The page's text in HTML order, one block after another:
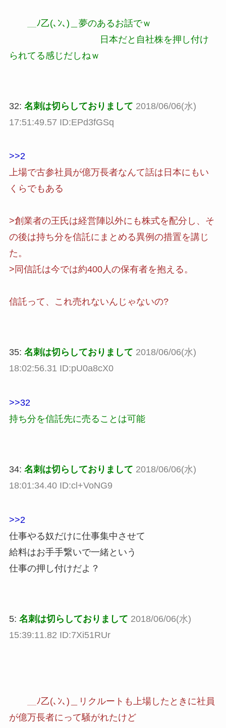
＿ﾉ乙(､ﾝ､)＿夢のあるお話でｗ
日本だと自社株を押し付け
られてる感じだしねｗ
32: 名刺は切らしておりまして 2018/06/06(水)
17:51:49.57 ID:EPd3fGSq
>>2
上場で古参社員が億万長者なんて話は日本にもい
くらでもある
>創業者の王氏は経営陣以外にも株式を配分し、そ
の後は持ち分を信託にまとめる異例の措置を講じ
た。
>同信託は今では約400人の保有者を抱える。
信託って、これ売れないんじゃないの?
35: 名刺は切らしておりまして 2018/06/06(水)
18:02:56.31 ID:pU0a8cX0
>>32
持ち分を信託先に売ることは可能
34: 名刺は切らしておりまして 2018/06/06(水)
18:01:34.40 ID:cl+VoNG9
>>2
仕事やる奴だけに仕事集中させて
給料はお手手繋いで一緒という
仕事の押し付けだよ？
5: 名刺は切らしておりまして 2018/06/06(水)
15:39:11.82 ID:7Xi51RUr
＿ﾉ乙(､ﾝ､)＿リクルートも上場したときに社員
が億万長者にって騒がれたけど